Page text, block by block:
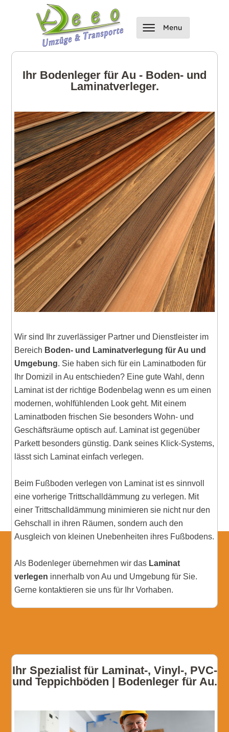
Ihr Bodenleger für Au - Boden- und
Laminatverleger.
Wir sind Ihr zuverlässiger Partner und Dienstleister im
Bereich Boden- und Laminatverlegung für Au und
Umgebung. Sie haben sich für ein Laminatboden für
Ihr Domizil in Au entschieden? Eine gute Wahl, denn
Laminat ist der richtige Bodenbelag wenn es um einen
modernen, wohlfühlenden Look geht. Mit einem
Laminatboden frischen Sie besonders Wohn- und
Geschäftsräume optisch auf. Laminat ist gegenüber
Parkett besonders günstig. Dank seines Klick-Systems,
lässt sich Laminat einfach verlegen.
Beim Fußboden verlegen von Laminat ist es sinnvoll
eine vorherige Trittschalldämmung zu verlegen. Mit
einer Trittschalldämmung minimieren sie nicht nur den
Gehschall in ihren Räumen, sondern auch den
Ausgleich von kleinen Unebenheiten ihres Fußbodens.
Als Bodenleger übernehmen wir das Laminat
verlegen innerhalb von Au und Umgebung für Sie.
Gerne kontaktieren sie uns für Ihr Vorhaben.
Ihr Spezialist für Laminat-, Vinyl-, PVC-
und Teppichböden | Bodenleger für Au.